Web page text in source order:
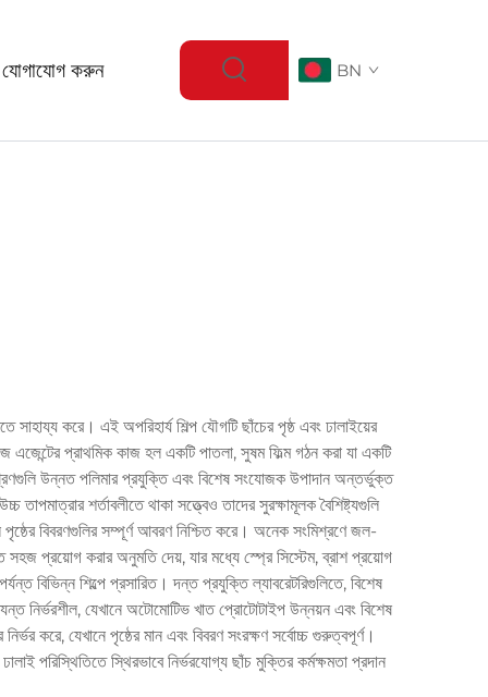
করুন BN
সাহায্য করে। এই অপরিহার্য শিল্প যৌগটি ছাঁচের পৃষ্ঠ এবং ঢালাইয়ের
এজেন্টের প্রাথমিক কাজ হল একটি পাতলা, সুষম ফিল্ম গঠন করা যা একটি
উন্নত পলিমার প্রযুক্তি এবং বিশেষ সংযোজক উপাদান অন্তর্ভুক্ত
শর্তাবলীতে থাকা সত্ত্বেও তাদের সুরক্ষামূলক বৈশিষ্ট্যগুলি
বিবরণগুলির সম্পূর্ণ আবরণ নিশ্চিত করে। অনেক সংমিশ্রণে জল-
সহজ প্রয়োগ করার অনুমতি দেয়, যার মধ্যে স্প্রে সিস্টেম, ব্রাশ প্রয়োগ
বিভিন্ন শিল্পে প্রসারিত। দন্ত প্রযুক্তি ল্যাবরেটরিগুলিতে, বিশেষ
নির্ভরশীল, যেখানে অটোমোটিভ খাত প্রোটোটাইপ উন্নয়ন এবং বিশেষ
করে, যেখানে পৃষ্ঠের মান এবং বিবরণ সংরক্ষণ সর্বোচ্চ গুরুত্বপূর্ণ।
পরিস্থিতিতে স্থিরভাবে নির্ভরযোগ্য ছাঁচ মুক্তির কর্মক্ষমতা প্রদান